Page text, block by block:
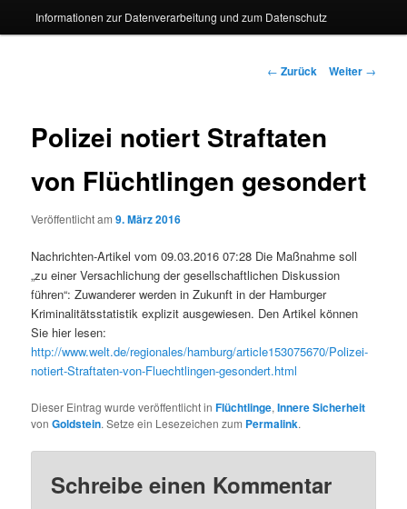
Informationen zur Datenverarbeitung und zum Datenschutz
Beitragsnavigation
← Zurück Weiter →
Polizei notiert Straftaten
von Flüchtlingen gesondert
Veröffentlicht am9. März 2016
Nachrichten-Artikel vom 09.03.2016 07:28 Die Maßnahme soll
„zu einer Versachlichung der gesellschaftlichen Diskussion
führen“: Zuwanderer werden in Zukunft in der Hamburger
Kriminalitätsstatistik explizit ausgewiesen. Den Artikel können
Sie hier lesen:
http://www.welt.de/regionales/hamburg/article153075670/Polizei-
notiert-Straftaten-von-Fluechtlingen-gesondert.html
Dieser Eintrag wurde veröffentlicht inFlüchtlinge,Innere Sicherheit
vonGoldstein. Setze ein Lesezeichen zum Permalink.
Schreibe einen Kommentar